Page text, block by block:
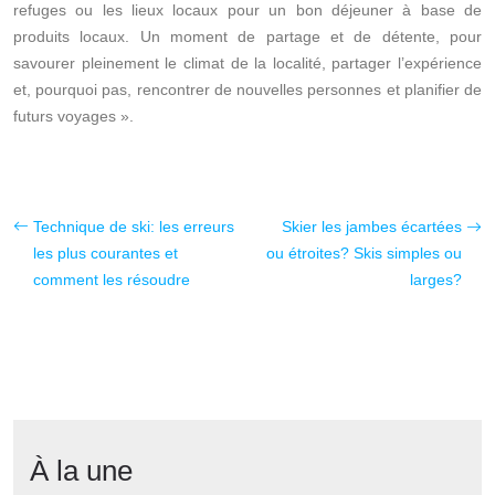
refuges ou les lieux locaux pour un bon déjeuner à base de
produits locaux. Un moment de partage et de détente, pour
savourer pleinement le climat de la localité, partager l’expérience
et, pourquoi pas, rencontrer de nouvelles personnes et planifier de
futurs voyages ».
Technique de ski: les erreurs
les plus courantes et
comment les résoudre
Skier les jambes écartées
ou étroites? Skis simples ou
larges?
À la une